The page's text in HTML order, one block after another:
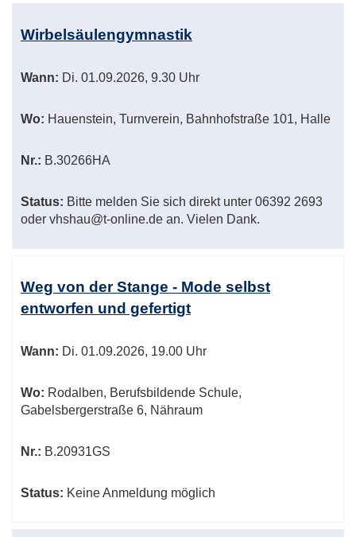
Wirbelsäulengymnastik
Wann: Di. 01.09.2026, 9.30 Uhr
Wo: Hauenstein, Turnverein, Bahnhofstraße 101, Halle
Nr.: B.30266HA
Status: Bitte melden Sie sich direkt unter 06392 2693
oder vhshau@t-online.de an. Vielen Dank.
Weg von der Stange - Mode selbst
entworfen und gefertigt
Wann: Di. 01.09.2026, 19.00 Uhr
Wo: Rodalben, Berufsbildende Schule,
Gabelsbergerstraße 6, Nähraum
Nr.: B.20931GS
Status: Keine Anmeldung möglich